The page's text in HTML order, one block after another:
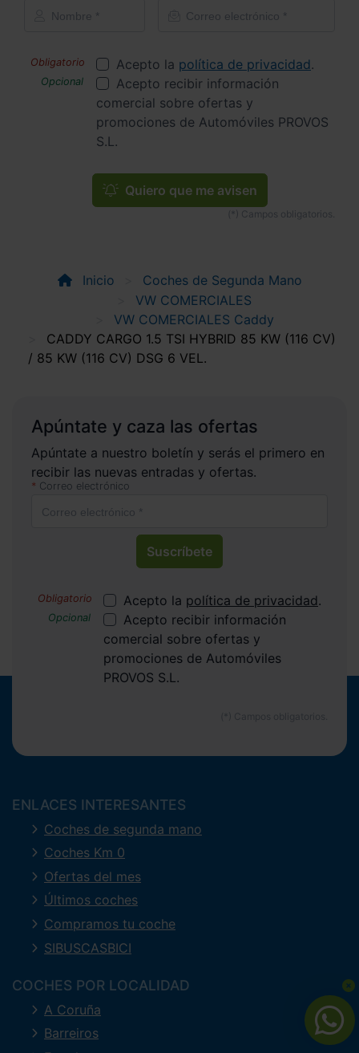
Acepto la política de privacidad.
Acepto recibir información
comercial sobre ofertas y
promociones de Automóviles PROVOS
S.L.
Quiero que me avisen
Inicio
Coches de Segunda Mano
VW COMERCIALES
VW COMERCIALES Caddy
CADDY CARGO 1.5 TSI HYBRID 85 KW (116 CV)
/ 85 KW (116 CV) DSG 6 VEL.
Apúntate y caza las ofertas
Apúntate a nuestro boletín y serás el primero en
recibir las nuevas entradas y ofertas.
Correo electrónico
Suscríbete
Acepto la política de privacidad.
Acepto recibir información
comercial sobre ofertas y
promociones de Automóviles
PROVOS S.L.
ENLACES INTERESANTES
Coches de segunda mano
Coches Km 0
Ofertas del mes
Últimos coches
Compramos tu coche
SIBUSCASBICI
COCHES POR LOCALIDAD
A Coruña
Barreiros